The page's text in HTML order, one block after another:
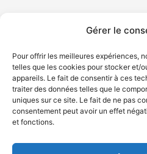
Gérer le
Pour offrir les meilleures expériences,
telles que les cookies pour stocker et/
appareils. Le fait de consentir à ces
traiter des données telles que le
uniques sur ce site. Le fait de ne pas
consentement peut avoir un effet
et fonctions.
© Gouvernement
Plan du